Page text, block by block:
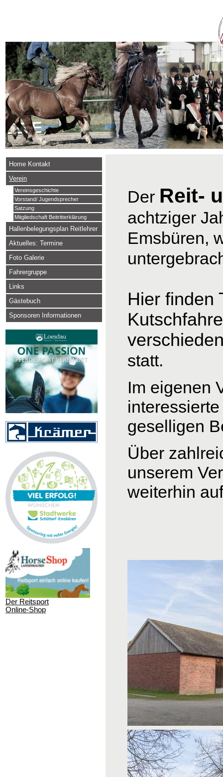
Home Kontakt
Verein
Vereinsgeschichte
Vorstand/ Jugendsprecher
Satzung
Mitgliedschaft Beitritterklärung
Hallenbelegungsplan Reitlehrer
Aktuelles: Termine
Foto Galerie
Fahrergruppe
Links
Gästebuch
Sponsoren Informationen
Der Reitsport
Online-Shop
Der Reit-
achtziger
Emsbüren,
Hier finden
Im eigenen
geselligen
Über
unserem
weiterhin